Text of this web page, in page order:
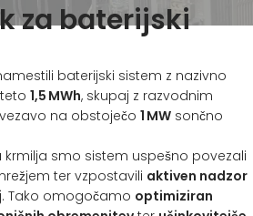
za baterijski
baterijski sistem z nazivno
1,5 MWh, skupaj z razvodnim
na obstoječo 1 MW sončno
smo sistem uspešno povezali
ter vzpostavili aktiven nadzor
. Tako omogočamo optimiziran